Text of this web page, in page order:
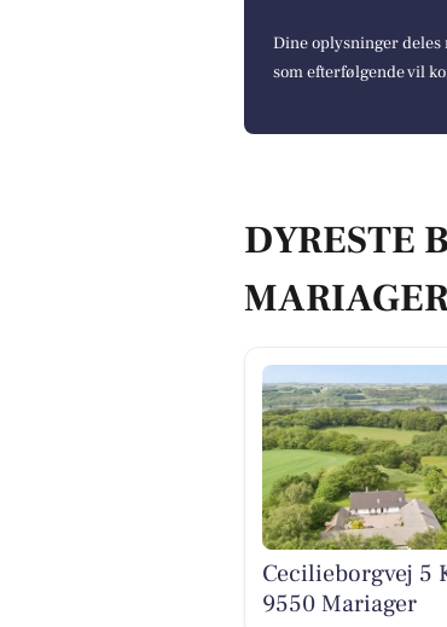
Dine oplysninger
som efterfølgende vil
DYRESTE
Cecilieborgvej 5
9550 Mariager